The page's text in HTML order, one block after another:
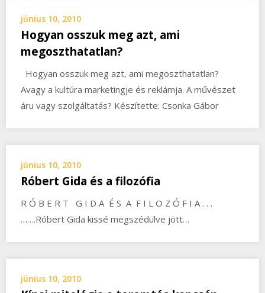
június 10, 2010
Hogyan osszuk meg azt, ami
megoszthatatlan?
Hogyan osszuk meg azt, ami megoszthatatlan?
Avagy a kultúra marketingje és reklámja. A művészet
áru vagy szolgáltatás? Készítette: Csonka Gábor
június 10, 2010
Róbert Gida és a filozófia
R Ó B E R T G I D A É S A F I L O Z Ó F I A . . .
…….Róbert Gida kissé megszédülve jött…
június 10, 2010